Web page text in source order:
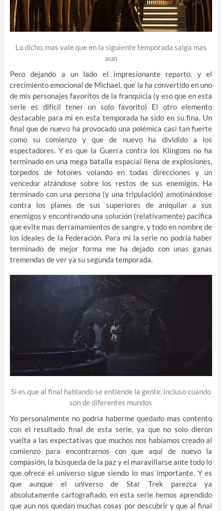
Lo dicho, mas vale que en la siguiente temporada salga mas
aun
Pero dejando a un lado el impresionante reparto, y el
crecimiento emocional de Michael, que la ha convertido en uno
de mis personajes favoritos de la franquicia (y eso que en esta
serie es difícil tener un solo favorito) El otro elemento
destacable para mi en esta temporada ha sido en su fina. Un
final que de nuevo ha provocado una polémica casi tan fuerte
como su comienzo y que de nuevo ha dividido a los
espectadores. Y es que la Guerra contra los Klingons no ha
terminado en una mega batalla espacial llena de explosiones,
torpedos de fotones volando en todas direcciones y un
vencedor alzándose sobre los restos de sus enemigos. Ha
terminado con una persona (y una tripulación) amotinándose
contra los planes de sus superiores de aniquilar a sus
enemigos y encontrando una solución (relativamente) pacifica
que evite mas derramamientos de sangre, y todo en nombre de
los ideales de la Federación. Para mi la serie no podría haber
terminado de mejor forma me ha dejado con unas ganas
tremendas de ver ya su segunda temporada.
Si es que al final hablando se entiende la gente, incluso cuando
son de diferentes mundos
Yo personalmente no podría haberme quedado mas contento
con el resultado final de esta serie, ya que no solo dieron
vuelta a las expectativas que muchos nos habíamos creado al
comienzo para encontrarnos con que aquí de nuevo la
compasión, la búsqueda de la paz y el maravillarse ante todo lo
que ofrece el universo sigue siendo lo mas importante. Y es
que aunque el universo de Star Trek parezca ya
absolutamente cartografiado, en esta serie hemos aprendido
que aun nos quedan muchas cosas por descubrir y que al final